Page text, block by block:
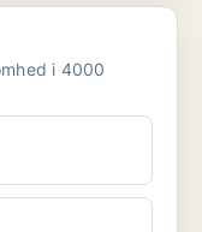
i 4000